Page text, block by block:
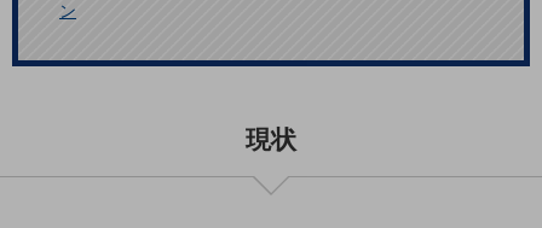
カテゴリーで探すTOP
ネットワーク・モバイル
ン
現状